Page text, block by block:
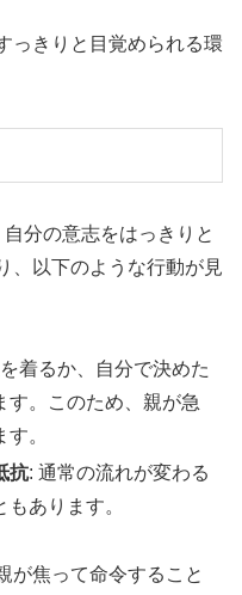
っきりと目覚められる環
分の意志をはっきりと
、以下のような行動が見
着るか、自分で決めた
す。このため、親が急
。
抗: 通常の流れが変わる
あります。
が焦って命令すること